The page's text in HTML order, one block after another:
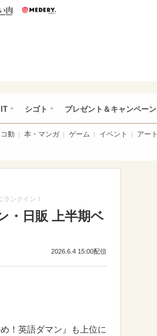
ン うまい肉
シゴト プレゼント＆キャンペーン
動 本・マンガ ゲーム イベント アート
ンクイン！
・日販 上半期ベ
2026.6.4 15:00配信
！英語ダマン』も上位に